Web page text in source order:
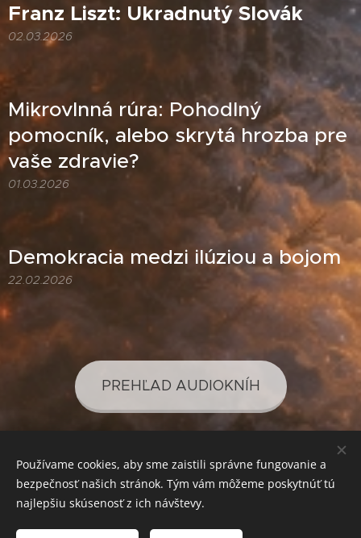
Franz Liszt: Ukradnutý Slovák
02.03.2026
Mikrovlnná rúra: Pohodlný
pomocník, alebo skrytá hrozba pre
vaše zdravie?
01.03.2026
Demokracia medzi ilúziou a bojom
22.02.2026
PREHĽAD AUDIOKNÍH
PREHĽAD PODCASTOV
Používame cookies, aby sme zaistili správne fungovanie a
bezpečnosť našich stránok. Tým vám môžeme poskytnúť tú
najlepšiu skúsenosť z ich návštevy.